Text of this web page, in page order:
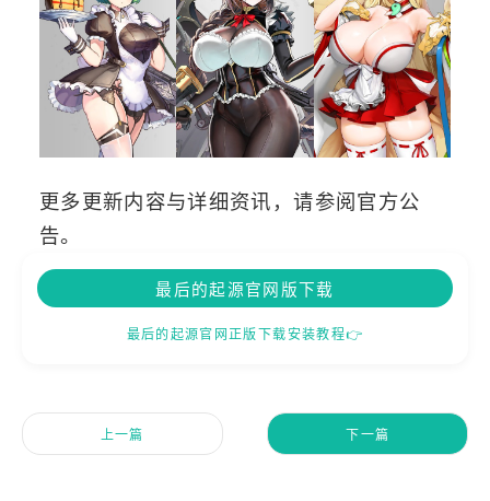
更多更新内容与详细资讯，请参阅官方公
告。
最后的起源官网版下载
最后的起源官网正版下载安装教程👉
上一篇 下一篇